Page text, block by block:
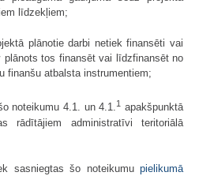
līdzekļiem;
plānotie darbi netiek finansēti vai
plānots tos finansēt vai līdzfinansēt no
finanšu atbalsta instrumentiem;
noteikumu 4.1. un 4.1.1 apakšpunktā
rādītājiem administratīvi teritoriālā
sasniegtas šo noteikumu pielikumā